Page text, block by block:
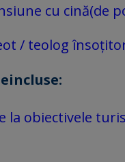
cu cină(de
/ teolog
la obiectivele